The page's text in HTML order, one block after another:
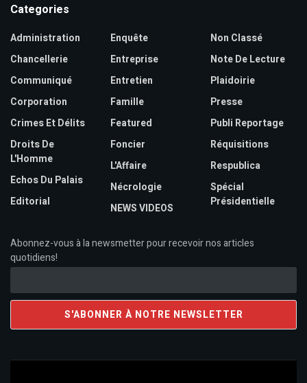
Categories
Administration
Chancellerie
Communiqué
Corporation
Crimes Et Délits
Droits De
L'Homme
Echos Du Palais
Editorial
Enquête
Entreprise
Entretien
Famille
Featured
Foncier
L'Affaire
Nécrologie
NEWS VIDEOS
Non Classé
Note De Lecture
Plaidoirie
Presse
Publi Reportage
Réquisitions
Respublica
Spécial
Présidentielle
Abonnez-vous à la newsmetter pour recevoir nos articles
quotidiens!